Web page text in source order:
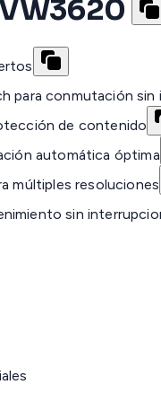
para conmutación
de contenido
automática óptima
múltiples resoluciones
sin